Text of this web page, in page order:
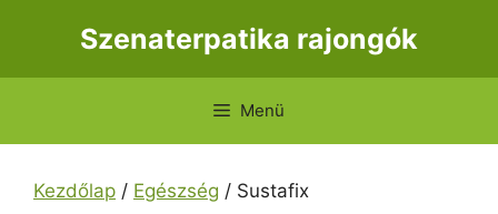
Szenaterpatika rajongók
Menü
Kezdőlap / Egészség / Sustafix